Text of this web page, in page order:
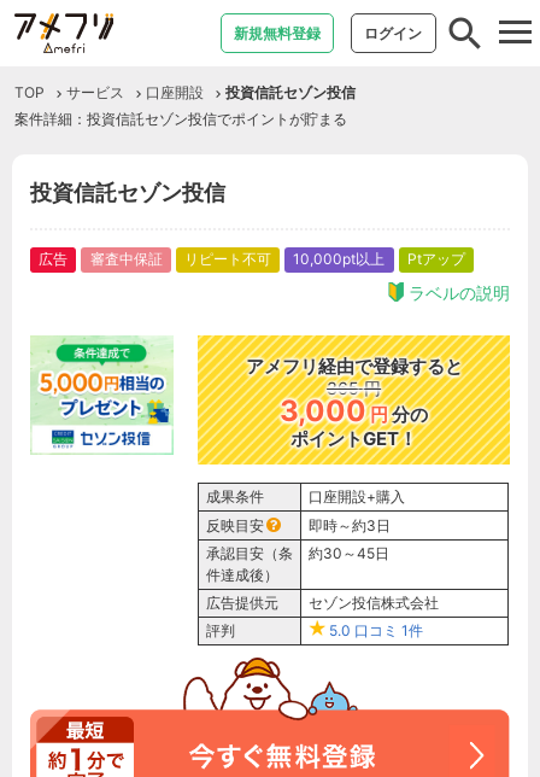
新規無料登録 ログイン
TOP サービス 口座開設
投資信託セゾン投信
案件詳細：投資信託セゾン投信でポイントが貯まる
投資信託セゾン投信
広告 審査中保証 リピート不可 10,000pt以上 Ptアップ
ラベルの説明
アメフリ経由で登録すると
365 円
3,000円分の
ポイントGET！
成果条件
口座開設+購入
反映目安
即時～約3日
承認目安（条
件達成後）
約30～45日
広告提供元
セゾン投信株式会社
評判
5.0 口コミ 1件